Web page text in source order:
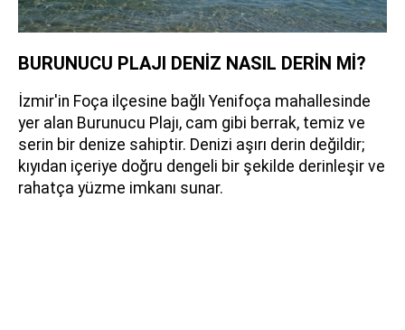
BURUNUCU PLAJI DENİZ NASIL DERİN Mİ?
İzmir'in Foça ilçesine bağlı Yenifoça mahallesinde
yer alan Burunucu Plajı, cam gibi berrak, temiz ve
serin bir denize sahiptir. Denizi aşırı derin değildir;
kıyıdan içeriye doğru dengeli bir şekilde derinleşir ve
rahatça yüzme imkanı sunar.